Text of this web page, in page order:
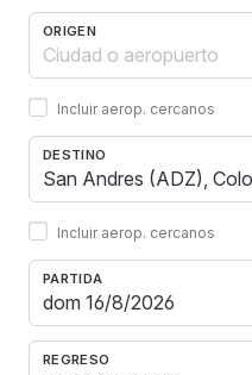
ORIGEN
Incluir aerop. cercanos
DESTINO
Incluir aerop. cercanos
PARTIDA
REGRESO